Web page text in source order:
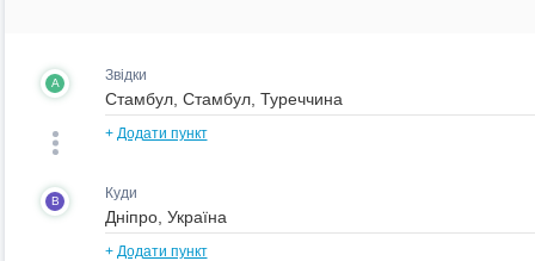
A Звідки
+ Додати пункт
B Куди
+ Додати пункт